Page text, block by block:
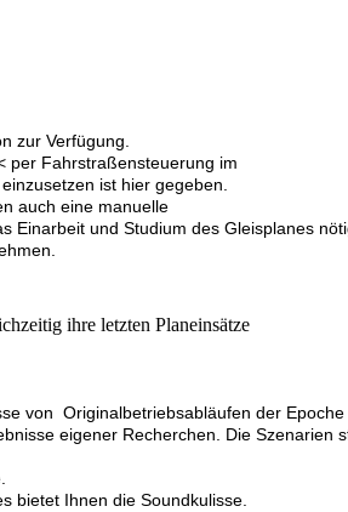
zur Verfügung.
per Fahrstraßensteuerung im
ist hier gegeben.
auch eine manuelle
Einarbeit und Studium des Gleisplanes
ihre letzten Planeinsätze
von Originalbetriebsabläufen der Epoche
eigener Recherchen. Die Szenarien
bietet Ihnen die Soundkulisse.